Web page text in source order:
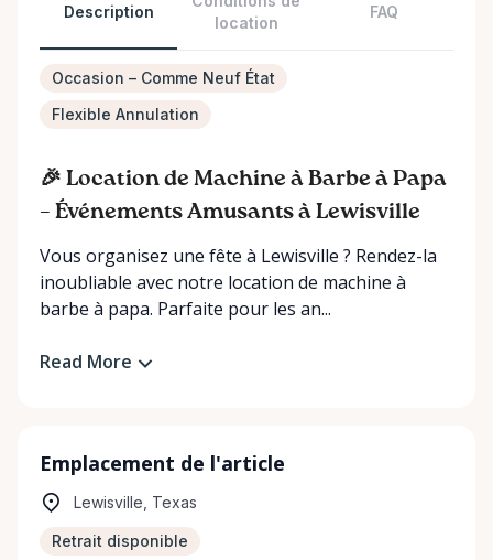
Description
location
FAQ
Occasion – Comme Neuf État
Flexible Annulation
🎉 Location de Machine à Barbe à Papa
– Événements Amusants à Lewisville
Vous organisez une fête à Lewisville ? Rendez-la
inoubliable avec notre location de machine à
barbe à papa. Parfaite pour les an...
Read More
Emplacement de l'article
Lewisville, Texas
Retrait disponible